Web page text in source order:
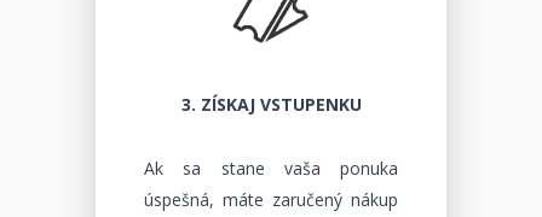
3. ZÍSKAJ VSTUPENKU
Ak sa stane vaša ponuka
úspešná, máte zaručený nákup